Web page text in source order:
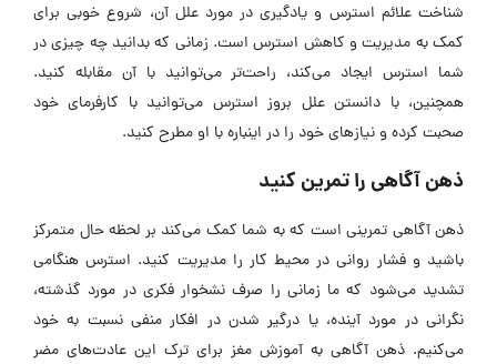
شناخت علائم استرس و یادگیری در مورد علل آن، شروع خوبی برای
کمک به مدیریت و کاهش استرس است. زمانی که بدانید چه چیزی در
شما استرس ایجاد می‌کند، راحت‌تر می‌توانید با آن مقابله کنید.
همچنین، با دانستن علل بروز استرس می‌توانید با کارفرمای خود
صحبت کرده و نیازهای خود را در اینباره با او مطرح کنید.
ذهن آگاهی را تمرین کنید
ذهن آگاهی تمرینی است که به شما کمک می‌کند بر لحظه حال متمرکز
باشید و فشار روانی در محیط کار را مدیریت کنید. استرس هنگامی
تشدید می‌شود که ما زمانی را صرف نشخوار فکری در مورد گذشته،
نگرانی در مورد آینده، یا درگیر شدن در افکار منفی نسبت به خود
می‌کنیم. ذهن آگاهی به آموزش مغز برای ترک این عادت‌های مضر